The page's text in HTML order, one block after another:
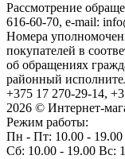
Рассмотрение
616-60-70, e-mail:
Номера
покупателей в
об обращениях
районный
+375 17 270-29-14,
2026 © Интернет-
Режим работы:
Пн - Пт: 10.00 - 19.00
Сб: 10.00 - 19.00 Вс: